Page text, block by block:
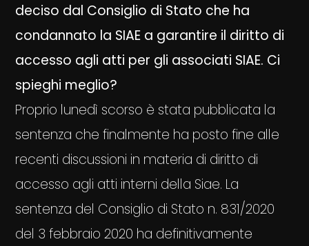
deciso dal Consiglio di Stato che ha
condannato la SIAE a garantire il diritto di
accesso agli atti per gli associati SIAE. Ci
spieghi meglio?
Proprio lunedì scorso è stata pubblicata la
sentenza che finalmente ha posto fine alle
recenti discussioni in materia di diritto di
accesso agli atti interni della Siae. La
sentenza del Consiglio di Stato n. 831/2020
del 3 febbraio 2020 ha definitivamente